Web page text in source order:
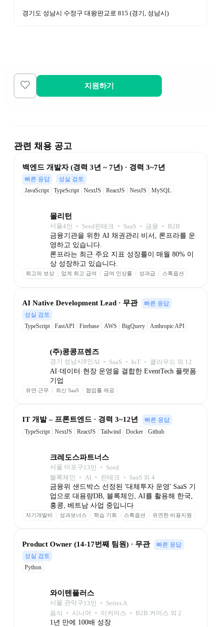
경기도 성남시 수정구 대왕판교로 815 (경기, 성남시)
지원하기
관련 채용 공고
백엔드 개발자 (경력 3년 ~ 7년) · 경력 3~7년
빠른 응답
성실 검토
JavaScript
TypeScript NextJS ReactJS NestJS MySQL
몰리턴
서울4인 ‧ Seed핀테크 ‧ SaaS ‧ 금융 ‧ B2B
금융기관을 위한 AI 채권관리 비서, 론프라를 운
영하고 있습니다.
론프라는 최근 주요 지표 성장률이 매월 80% 이
상 성장하고 있습니다.
최고의 보상 업계 최고 급여 급여 인상률 성과급
스톡옵션
AI Native Development Lead · 무관
빠른 응답
성실 검토
TypeScript
FastAPI Firebase AWS BigQuery
Anthropic API
(주)콩콩프렌즈
경기 성남시 8인AI ‧ SaaS ‧ IoT ‧ 클라우드 외 12
AI·데이터·현장 운영을 결합한 EventTech 플랫폼
기업
유연 근무 최신 SaaS 협업툴 제공
IT 개발 – 프론트엔드 · 경력 3~12년
빠른 응답
TypeScript
NextJS ReactJS Tailwind Docker Github
크레도스파트너스
서울 마포구13인 ‧ Seed
블록체인 ‧ AI ‧ 핀테크 ‧ SaaS 외 4
금융위 샌드박스 선정된 '대체투자 운영' SaaS 기
업으로 대용량DB, 블록체인, AI를 활용해 한국,
홍콩, 베트남 사업 중입니다
자기개발비 성과보너스 학습 기회 스톡옵션 유연한 비용지원
Product Owner (14-17번째 팀원) · 무관
빠른 응답
성실 검토
Python
와이텐플러스
서울 관악구13인 ‧ Series A
음식 ‧ 시니어 ‧ 이커머스 ‧ B2B 커머스 외 2
1년 만에 100배 성장